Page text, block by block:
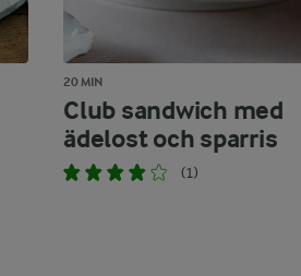
20 MIN
Club sandwich med
ädelost och sparris
(1)